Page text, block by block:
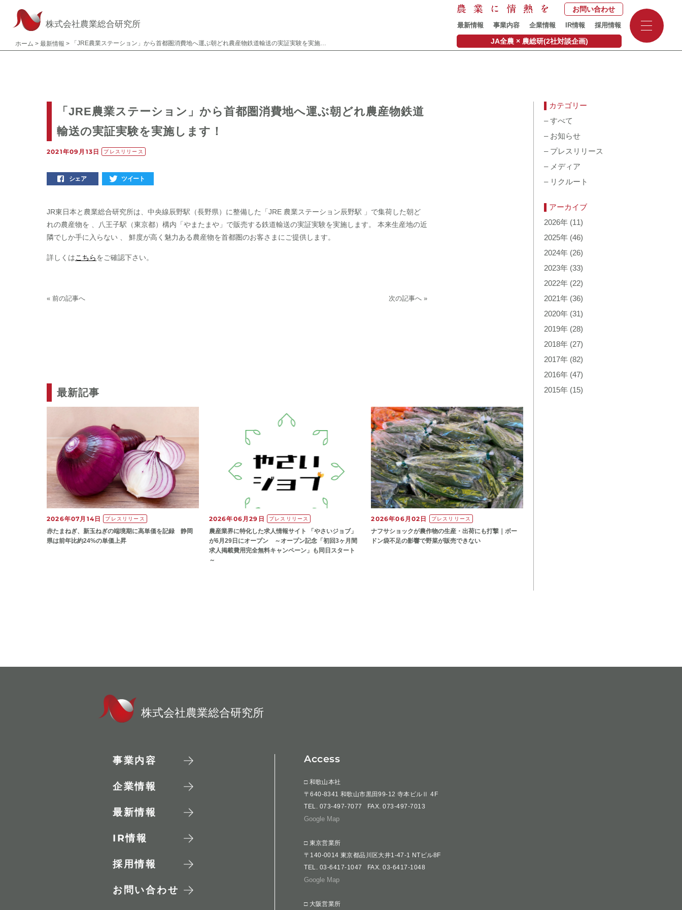
株式会社農業総合研究所 最新情報 事業内容 企業情報 IR情報 採用情報
お問い合わせ
ホーム > 最新情報 > 「JRE農業ステーション」から首都圏消費地へ運ぶ朝どれ農産物鉄道輸送の実証実験を実施します！ JA全農 × 農総研(2社対談企画)
-
-
「JRE農業ステーション」から首都圏消費地へ運ぶ朝どれ農産物鉄道
輸送の実証実験を実施します！
2021年09月13日 プレスリリース
シェア ツイート
JR東日本と農業総合研究所は、中央線辰野駅（長野県）に整備した「JRE 農業ステーション辰野駅 」で集荷した朝ど
れの農産物を 、八王子駅（東京都）構内「やまたまや」で販売する鉄道輸送の実証実験を実施します。 本来生産地の近
隣でしか手に入らない 、 鮮度が高く魅力ある農産物を首都圏のお客さまにご提供します。
詳しくはこちらをご確認下さい。
次の記事へ »
« 前の記事へ
最新記事
2026年07月14日 プレスリリース
赤たまねぎ、新玉ねぎの端境期に高単価を記録 静岡
県は前年比約24%の単価上昇
2026年06月29日 プレスリリース
農産業界に特化した求人情報サイト 「やさいジョブ」
が6月29日にオープン ～オープン記念「初回3ヶ月間
求人掲載費用完全無料キャンペーン」も同日スタート
～
2026年06月02日 プレスリリース
ナフサショックが農作物の⽣産・出荷にも打撃｜ボー
ドン袋不⾜の影響で野菜が販売できない
カテゴリー
–すべて
– お知らせ
– プレスリリース
– メディア
– リクルート
アーカイブ
2026年 (11)
2025年 (46)
2024年 (26)
2023年 (33)
2022年 (22)
2021年 (36)
2020年 (31)
2019年 (28)
2018年 (27)
2017年 (82)
2016年 (47)
2015年 (15)
株式会社農業総合研究所
事業内容
企業情報
最新情報
IR情報
採用情報
お問い合わせ
Access
□ 和歌山本社
〒640-8341 和歌山市黒田99-12 寺本ビルⅡ 4F
TEL. 073-497-7077 FAX. 073-497-7013
Google Map
□ 東京営業所
〒140-0014 東京都品川区大井1-47-1 NTビル8F
TEL. 03-6417-1047 FAX. 03-6417-1048
Google Map
□ 大阪営業所